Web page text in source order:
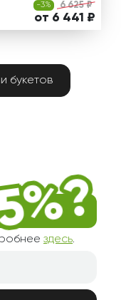
-3% 6 625 ₽
от 6 441 ₽
букетов
здесь.